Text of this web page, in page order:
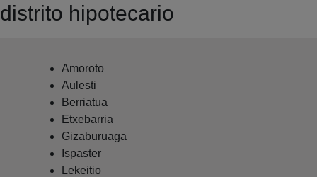
distrito hipotecario
Amoroto
Aulesti
Berriatua
Etxebarria
Gizaburuaga
Ispaster
Lekeitio